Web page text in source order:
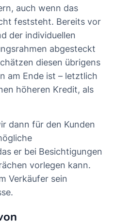
auch wenn das
feststeht. Bereits vor
der individuellen
abgesteckt
diesen übrigens
am Ende ist – letztlich
höheren Kredit, als
dann für den Kunden
er bei Besichtigungen
vorlegen kann.
Verkäufer sein